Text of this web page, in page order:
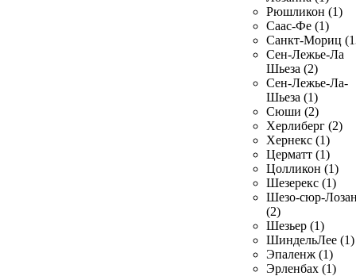
Рюшликон (1)
Саас-Фе (1)
Санкт-Мориц
Сен-Лежье-Ла
Шьеза (2)
Сен-Лежье-Ла-
Шьеза (1)
Сюши (2)
Херлиберг (2)
Хернекс (1)
Церматт (1)
Цолликон (1)
Шезерекс (1)
Шезо-сюр-
(2)
Шезьер (1)
ШиндельЛее (1)
Эпаленж (1)
Эрленбах (1)